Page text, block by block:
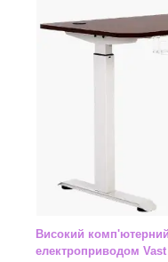
Високий
електроприводом